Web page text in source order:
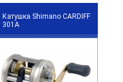
Катушка Shimano CARDIFF
301A